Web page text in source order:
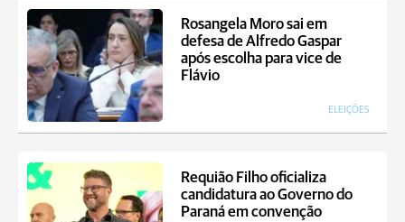
Rosangela Moro sai em
defesa de Alfredo Gaspar
após escolha para vice de
Flávio
ELEIÇÕES
Requião Filho oficializa
candidatura ao Governo do
Paraná em convenção